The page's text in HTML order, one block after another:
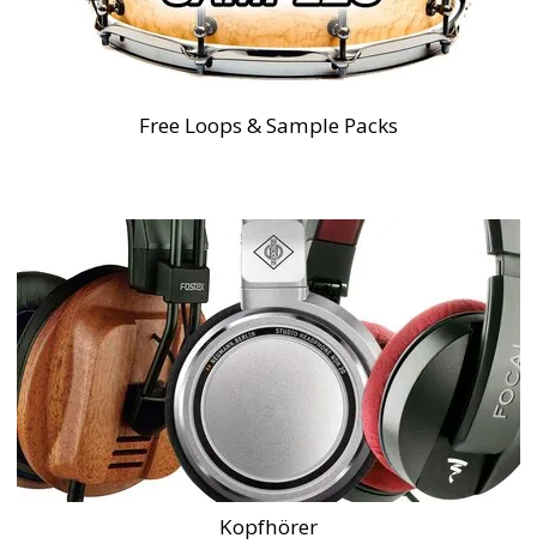
Free Loops & Sample Packs
Kopfhörer